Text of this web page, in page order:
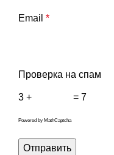
Email *
Проверка на спам
3 + = 7
Powered by MathCaptcha